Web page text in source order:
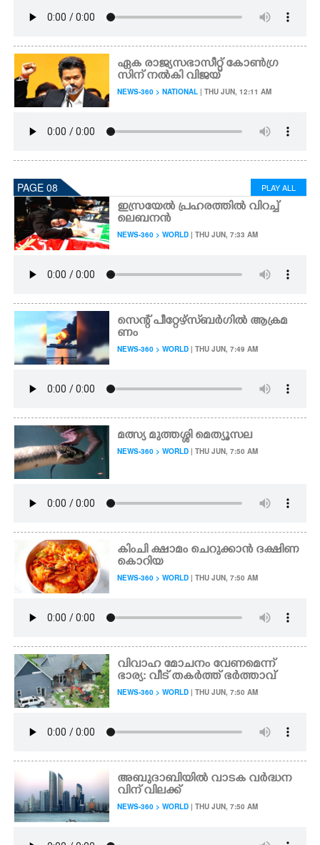
ഏക രാജ്യസഭാസീറ്റ് കോൺഗ്ര
സിന് നൽകി വിജയ്
NEWS-360 > NATIONAL | THU JUN, 12:11 AM
PAGE 08 PLAY ALL
ഇസ്രയേൽ പ്രഹരത്തിൽ വിറച്ച്
ലെബനൻ
NEWS-360 > WORLD | THU JUN, 7:33 AM
സെന്റ് പീറ്റേഴ്സ്‌ബർഗിൽ ആക്രമ
ണം
NEWS-360 > WORLD | THU JUN, 7:49 AM
മത്സ്യ മുത്തശ്ശി മെത്യൂസല
NEWS-360 > WORLD | THU JUN, 7:50 AM
കിംചി ക്ഷാമം ചെറുക്കാൻ ദക്ഷിണ
കൊറിയ
NEWS-360 > WORLD | THU JUN, 7:50 AM
വിവാഹ മോചനം വേണമെന്ന്
ഭാര്യ: വീട് തകർത്ത് ഭർത്താവ്
NEWS-360 > WORLD | THU JUN, 7:50 AM
അബുദാബിയിൽ വാടക വർദ്ധന
വിന് വിലക്ക്
NEWS-360 > WORLD | THU JUN, 7:50 AM